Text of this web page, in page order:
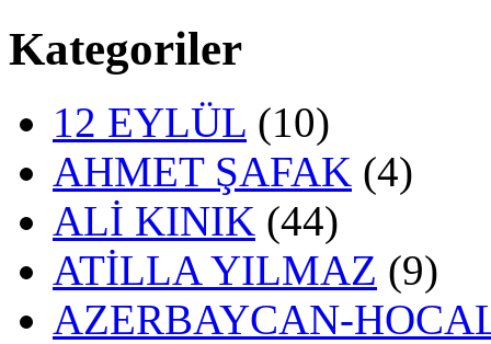
Kategoriler
12 EYLÜL (10)
AHMET ŞAFAK (4)
ALİ KINIK (44)
ATİLLA YILMAZ (9)
AZERBAYCAN-